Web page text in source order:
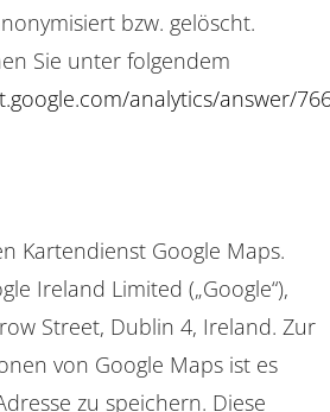
bzw. gelöscht.
Sie unter folgendem
analytics/answer/
Kartendienst Google Maps.
Ireland Limited („Google“),
Street, Dublin 4, Ireland. Zur
von Google Maps ist es
zu speichern. Diese